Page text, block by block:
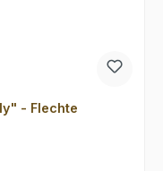
- Flechte